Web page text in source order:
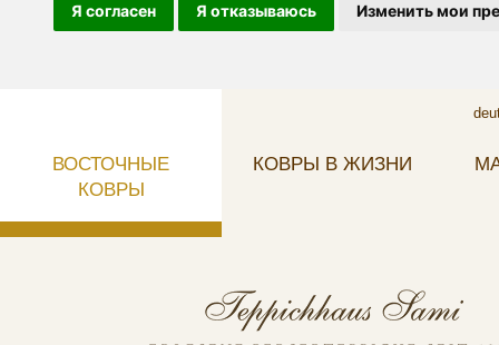
Я согласен Я отказываюсь Изменить мои
ВОСТОЧНЫЕ
КОВРЫ
КОВРЫ В ЖИЗНИ